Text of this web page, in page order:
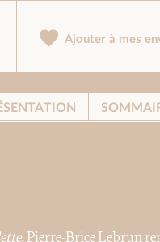
Ajouter à mes
, Pierre-Brice Lebrun